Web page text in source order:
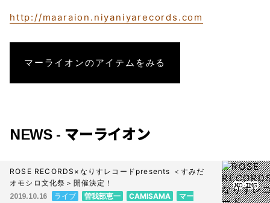
http://maaraion.niyaniyarecords.com
マーライオンのアイテムをみる
NEWS - マーライオン
ROSE RECORDS×なりすレコードpresents ＜すみだ
オモシロ文化祭＞開催決定！
2019.10.16 ライブ 曽我部恵一 CAMISAMA
マー